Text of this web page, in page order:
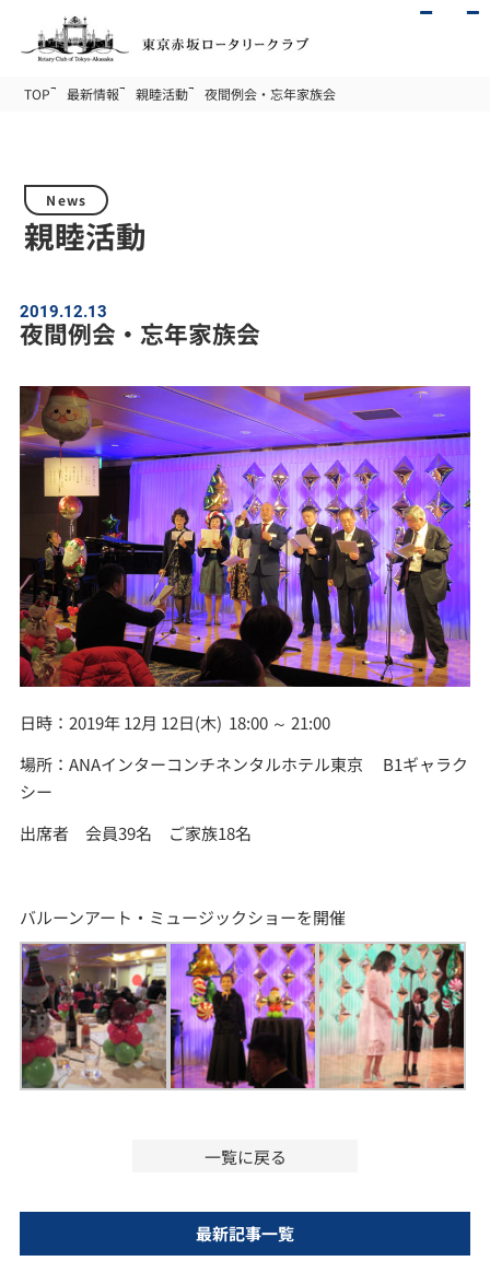
TOP 最新情報 親睦活動 夜間例会・忘年家族会
News
親睦活動
2019.12.13
夜間例会・忘年家族会
日時：2019年 12月 12日(木) 18:00 ～ 21:00
場所：ANAインターコンチネンタルホテル東京 B1ギャラク
シー
出席者 会員39名 ご家族18名
バルーンアート・ミュージックショーを開催
一覧に戻る
最新記事一覧